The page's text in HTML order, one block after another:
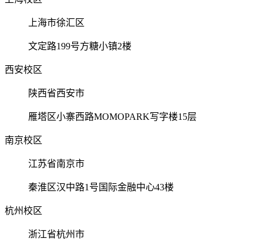
上海市徐汇区
文定路199号方糖小镇2楼
西安校区
陕西省西安市
雁塔区小寨西路MOMOPARK写字楼15层
南京校区
江苏省南京市
秦淮区汉中路1号国际金融中心43楼
杭州校区
浙江省杭州市